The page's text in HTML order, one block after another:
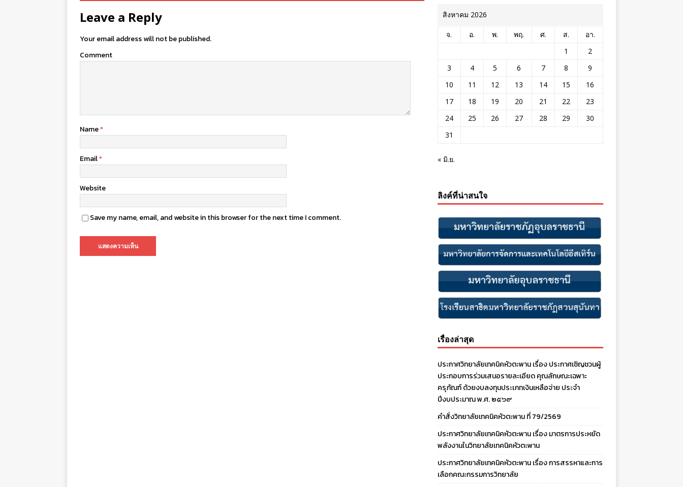
Leave a Reply
Your email address will not be published.
Comment
Name*
Email*
Website
Save my name, email, and website in this browser for the next time I comment.
สิงหาคม 2026
จ. อ. พ. พฤ. ศ. ส.
อา.
1
2
3
4 5 6 7 8
9
10
11 12 13 14 15
16
17
18 19 20 21 22
23
24
25 26 27 28 29
30
31
« มิ.ย.
ลิงค์ที่น่าสนใจ
เรื่องล่าสุด
ประกาศวิทยาลัยเทคนิคหัวตะพาน เรื่อง ประกาศเชิญชวนผู้
ประกอบการร่วมเสนอรายละเอียด คุณลักษณะเฉพาะ
ครุภัณฑ์ ด้วยงบลงทุนประเภทเงินเหลือจ่าย ประจํา
ปีงบประมาณ พ.ศ. ๒๕๖๙
คำสั่งวิทยาลัยเทคนิคหัวตะพาน ที่ 79/2569
ประกาศวิทยาลัยเทคนิคหัวตะพาน เรื่อง มาตรการประหยัด
พลังงานในวิทยาลัยเทคนิคหัวตะพาน
ประกาศวิทยาลัยเทคนิคหัวตะพาน เรื่อง การสรรหาและการ
เลือกคณะกรรมการวิทยาลัย